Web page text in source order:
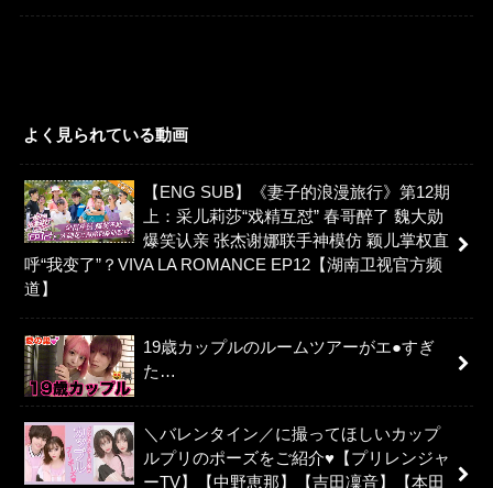
よく見られている動画
【ENG SUB】《妻子的浪漫旅行》第12期
上：采儿莉莎“戏精互怼” 春哥醉了 魏大勋
爆笑认亲 张杰谢娜联手神模仿 颖儿掌权直
呼“我变了”？VIVA LA ROMANCE EP12【湖南卫视官方频
道】
19歳カップルのルームツアーがエ●すぎ
た…
＼バレンタイン／に撮ってほしいカップ
ルプリのポーズをご紹介♥【プリレンジャ
ーTV】【中野恵那】【吉田凜音】【本田